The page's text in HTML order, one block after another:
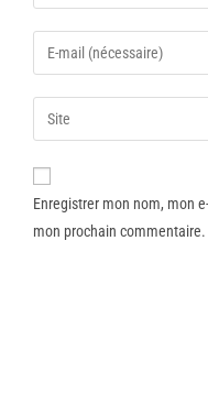
Enregistrer mon nom, mon
mon prochain commentaire.